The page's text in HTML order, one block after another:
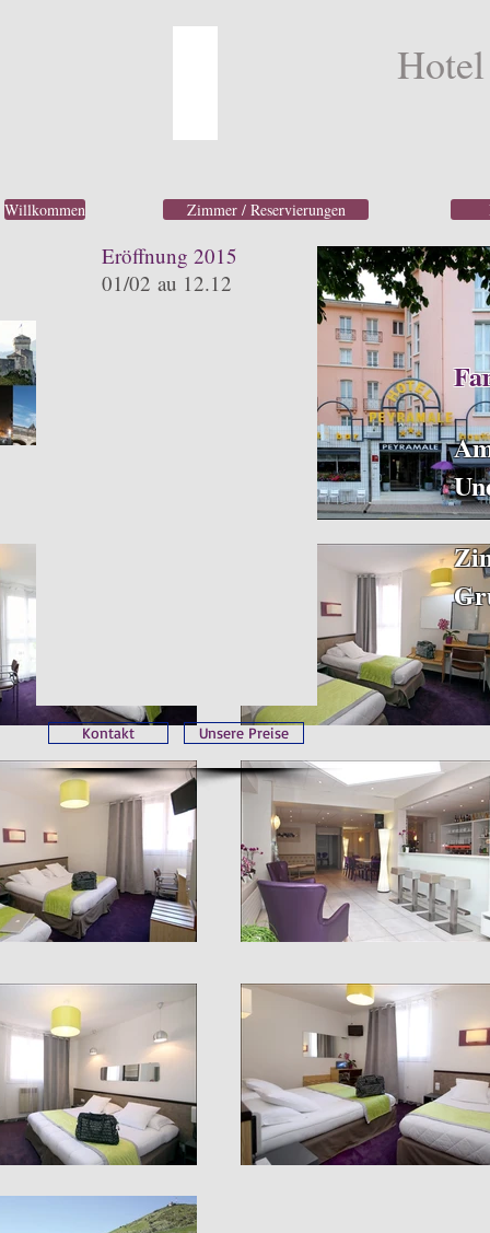
Willkommen Zimmer / Reservierungen
Eröffnung 2015
01/02 au 12.12
Kontakt Unsere Preise